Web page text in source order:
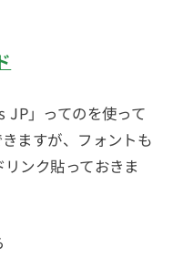
JP」ってのを使って
ますが、フォントも
ンク貼っておきま